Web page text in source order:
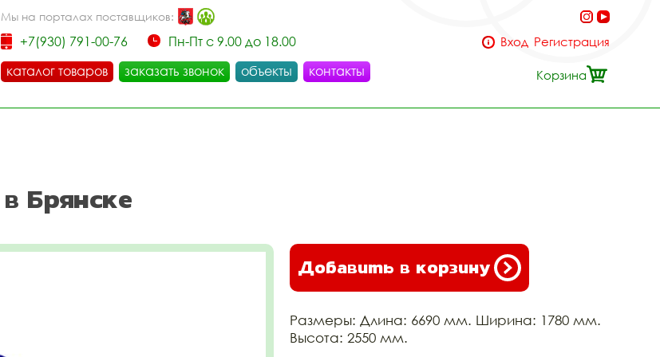
Мы на порталах поставщиков:
+7(930) 791-00-76
Пн-Пт с 9.00 до 18.00
каталог товаров
заказать звонок объекты контакты
Вход Регистрация
Корзина
Брянске
Добавить в корзину
Размеры: Длина: 6690 мм. Ширина: 1780 мм.
Высота: 2550 мм.